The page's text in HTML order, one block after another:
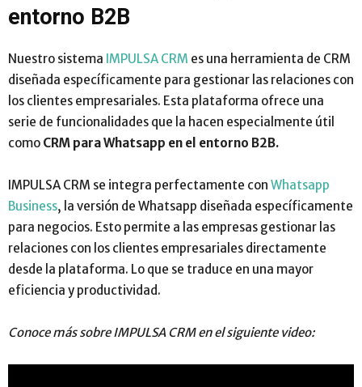
entorno B2B
Nuestro sistema IMPULSA CRM es una herramienta de CRM
diseñada específicamente para gestionar las relaciones con
los clientes empresariales. Esta plataforma ofrece una
serie de funcionalidades que la hacen especialmente útil
como CRM para Whatsapp en el entorno B2B.
IMPULSA CRM se integra perfectamente con Whatsapp
Business, la versión de Whatsapp diseñada específicamente
para negocios. Esto permite a las empresas gestionar las
relaciones con los clientes empresariales directamente
desde la plataforma. Lo que se traduce en una mayor
eficiencia y productividad.
Conoce más sobre IMPULSA CRM en el siguiente video: